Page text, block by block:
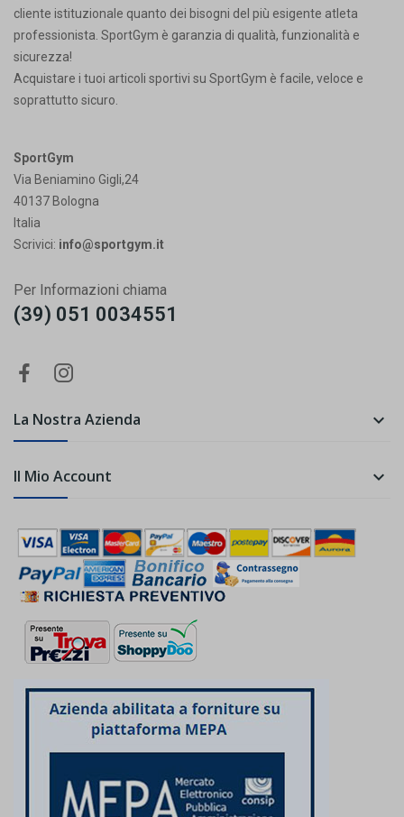
cliente istituzionale quanto dei bisogni del più esigente atleta
professionista. SportGym è garanzia di qualità, funzionalità e
sicurezza!
Acquistare i tuoi articoli sportivi su SportGym è facile, veloce e
soprattutto sicuro.
SportGym
Via Beniamino Gigli,24
40137 Bologna
Italia
Scrivici: info@sportgym.it
Per Informazioni chiama
(39) 051 0034551
La Nostra Azienda 
Il Mio Account 